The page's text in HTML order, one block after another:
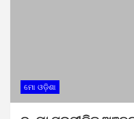
ମୋ ଓଡ଼ିଶା